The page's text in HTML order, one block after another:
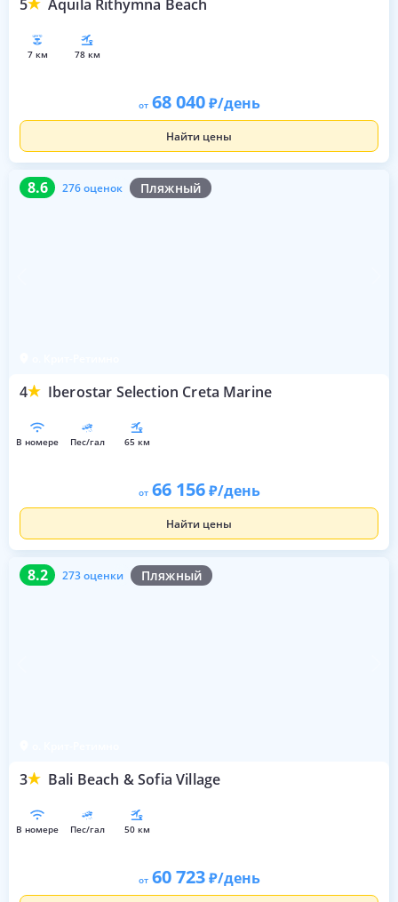
5 Aquila Rithymna Beach
7 км 78 км
от 68 040 /день
Найти цены
8.6 276 оценок Пляжный
4 Iberostar Selection Creta Marine
8.6 276 оценок
в номере пес/гал 65 км
от 66 156 /день
Найти цены
8.2 273 оценки Пляжный
3 Bali Beach & Sofia Village
8.2 273 оценки
в номере пес/гал 50 км
от 60 723 /день